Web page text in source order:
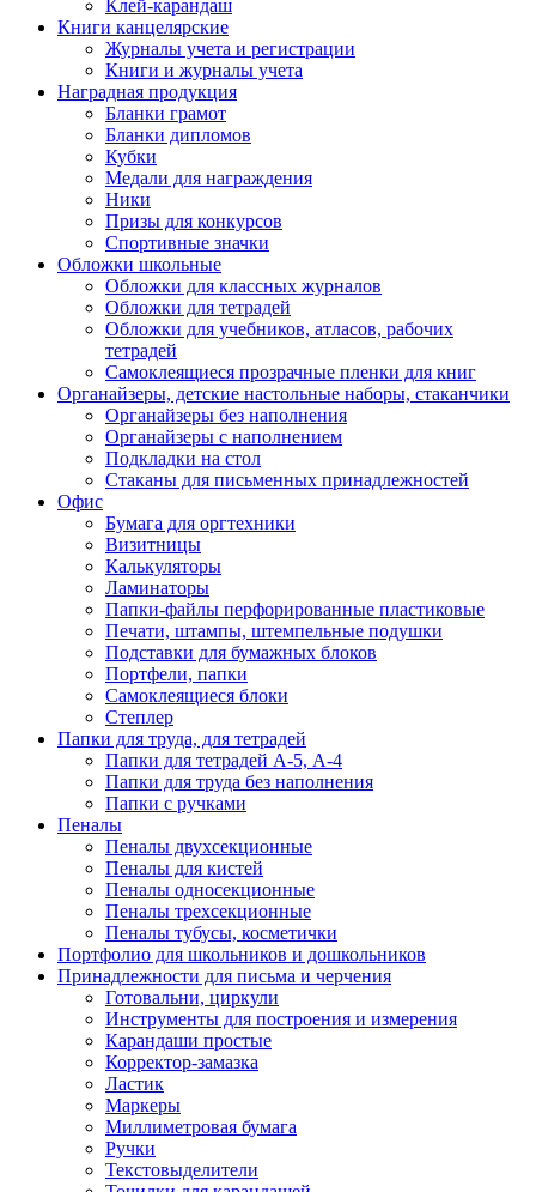
Клей-карандаш
Книги канцелярские
Журналы учета и регистрации
Книги и журналы учета
Наградная продукция
Бланки грамот
Бланки дипломов
Кубки
Медали для награждения
Ники
Призы для конкурсов
Спортивные значки
Обложки школьные
Обложки для классных журналов
Обложки для тетрадей
Обложки для учебников, атласов, рабочих
тетрадей
Самоклеящиеся прозрачные пленки для книг
Органайзеры, детские настольные наборы, стаканчики
Органайзеры без наполнения
Органайзеры с наполнением
Подкладки на стол
Стаканы для письменных принадлежностей
Офис
Бумага для оргтехники
Визитницы
Калькуляторы
Ламинаторы
Папки-файлы перфорированные пластиковые
Печати, штампы, штемпельные подушки
Подставки для бумажных блоков
Портфели, папки
Самоклеящиеся блоки
Степлер
Папки для труда, для тетрадей
Папки для тетрадей А-5, А-4
Папки для труда без наполнения
Папки с ручками
Пеналы
Пеналы двухсекционные
Пеналы для кистей
Пеналы односекционные
Пеналы трехсекционные
Пеналы тубусы, косметички
Портфолио для школьников и дошкольников
Принадлежности для письма и черчения
Готовальни, циркули
Инструменты для построения и измерения
Карандаши простые
Корректор-замазка
Ластик
Маркеры
Миллиметровая бумага
Ручки
Текстовыделители